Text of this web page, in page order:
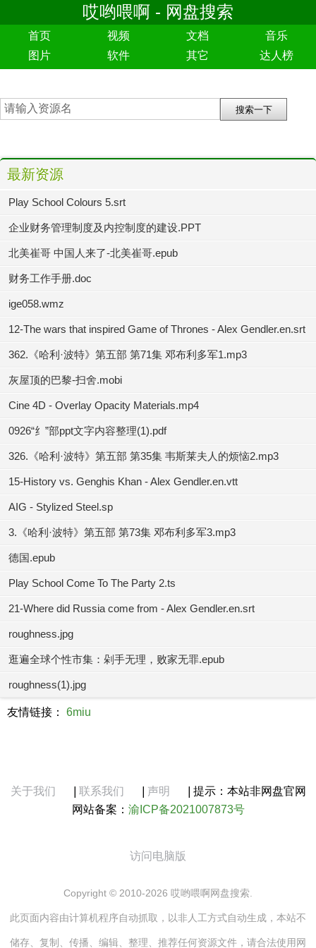
哎哟喂啊 - 网盘搜索
首页 视频 文档
音乐
图片
软件 其它 达人榜
最新资源
Play School Colours 5.srt
企业财务管理制度及内控制度的建设.PPT
北美崔哥 中国人来了-北美崔哥.epub
财务工作手册.doc
ige058.wmz
12-The wars that inspired Game of Thrones - Alex Gendler.en.srt
362.《哈利·波特》第五部 第71集 邓布利多军1.mp3
灰屋顶的巴黎-扫舍.mobi
Cine 4D - Overlay Opacity Materials.mp4
0926“纟”部ppt文字内容整理(1).pdf
326.《哈利·波特》第五部 第35集 韦斯莱夫人的烦恼2.mp3
15-History vs. Genghis Khan - Alex Gendler.en.vtt
AIG - Stylized Steel.sp
3.《哈利·波特》第五部 第73集 邓布利多军3.mp3
德国.epub
Play School Come To The Party 2.ts
21-Where did Russia come from - Alex Gendler.en.srt
roughness.jpg
逛遍全球个性市集：剁手无理，败家无罪.epub
roughness(1).jpg
友情链接： 6miu
关于我们 联系我们 声明
提示：本站非网盘官网
网站备案： 渝ICP备2021007873号
访问电脑版
Copyright © 2010-2026 哎哟喂啊网盘搜索.
此页面内容由计算机程序自动抓取，以非人工方式自动生成，本站不
储存、复制、传播、编辑、整理、推荐任何资源文件，请合法使用网